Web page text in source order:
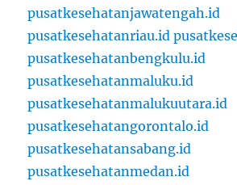
pusatkesehatanjawatengah.id
pusatkesehatanriau.id
pusatkesehatanbengkulu.id
pusatkesehatanmaluku.id
pusatkesehatanmalukuutara.id
pusatkesehatangorontalo.id
pusatkesehatansabang.id
pusatkesehatanmedan.id